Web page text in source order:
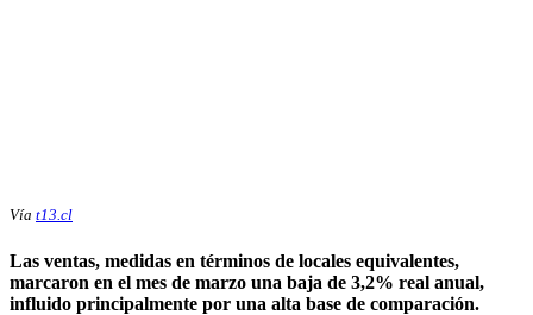
Vía t13.cl
Las ventas, medidas en términos de locales equivalentes,
marcaron en el mes de marzo una baja de 3,2% real anual,
influido principalmente por una alta base de comparación.